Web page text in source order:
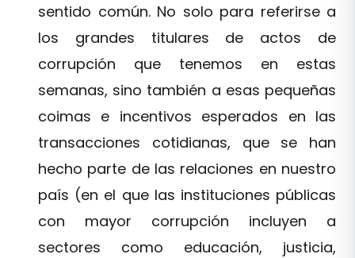
sentido común. No solo para referirse a
los grandes titulares de actos de
corrupción que tenemos en estas
semanas, sino también a esas pequeñas
coimas e incentivos esperados en las
transacciones cotidianas, que se han
hecho parte de las relaciones en nuestro
país (en el que las instituciones públicas
con mayor corrupción incluyen a
sectores como educación, justicia,